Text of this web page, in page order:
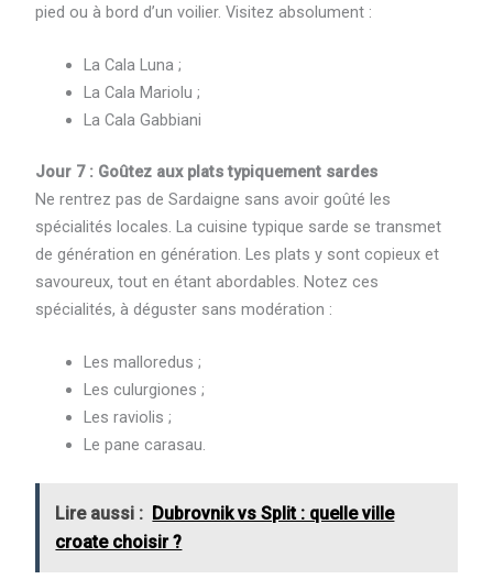
pied ou à bord d’un voilier. Visitez absolument :
La Cala Luna ;
La Cala Mariolu ;
La Cala Gabbiani
Jour 7 : Goûtez aux plats typiquement sardes
Ne rentrez pas de Sardaigne sans avoir goûté les
spécialités locales. La cuisine typique sarde se transmet
de génération en génération. Les plats y sont copieux et
savoureux, tout en étant abordables. Notez ces
spécialités, à déguster sans modération :
Les malloredus ;
Les culurgiones ;
Les raviolis ;
Le pane carasau.
Lire aussi : Dubrovnik vs Split : quelle ville
croate choisir ?